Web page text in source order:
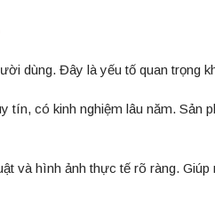
dùng. Đây là yếu tố quan trọng
tín, có kinh nghiệm lâu năm. Sản
và hình ảnh thực tế rõ ràng.